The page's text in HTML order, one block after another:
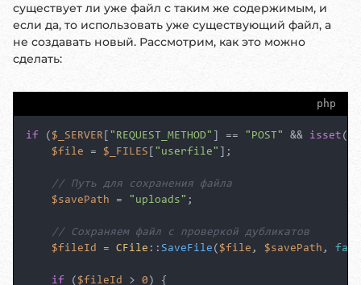
существует ли уже файл с таким же содержимым, и
если да, то использовать уже существующий файл, а
не создавать новый. Рассмотрим, как это можно
сделать:
php
if ( $_SERVER "REQUEST_METHOD" ] == "POST" && isset (
$file = $_FILES "userfile" ];
// Путь для сохранения файла
$savePath = "uploads" ;
// Сохраняем файл с проверкой дубликатов
$fileId = CFile :: SaveFile ( $file , $savePath ,
if ( $fileId > 0 ) {